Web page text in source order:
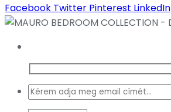
Facebook Twitter Pinterest LinkedIn